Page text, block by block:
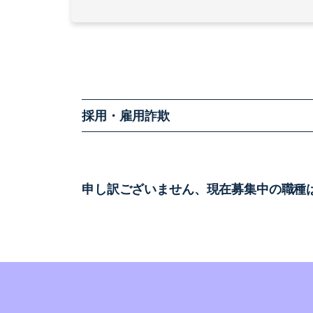
採用・雇用詐欺
申し訳ございません、現在募集中の職種